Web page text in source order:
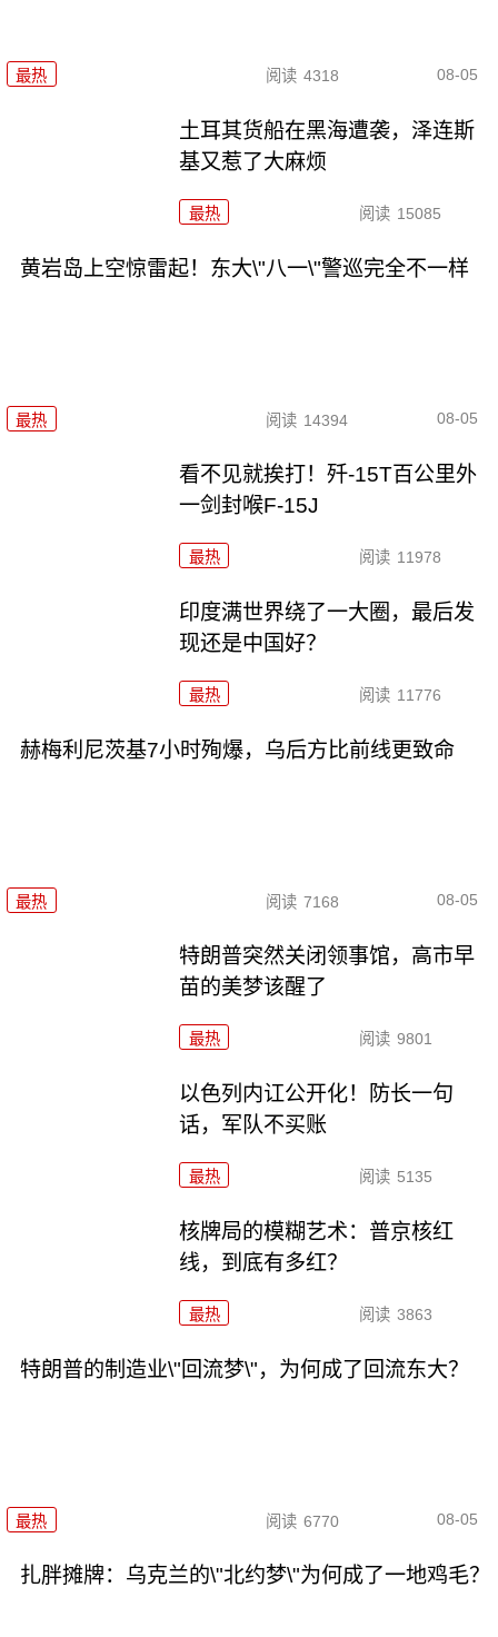
最热 阅读 4318 08-05
土耳其货船在黑海遭袭，泽连斯
基又惹了大麻烦
最热 阅读 15085
黄岩岛上空惊雷起！东大\"八一\"警巡完全不一样
最热 阅读 14394 08-05
看不见就挨打！歼-15T百公里外
一剑封喉F-15J
最热 阅读 11978
印度满世界绕了一大圈，最后发
现还是中国好？
最热 阅读 11776
赫梅利尼茨基7小时殉爆，乌后方比前线更致命
最热 阅读 7168 08-05
特朗普突然关闭领事馆，高市早
苗的美梦该醒了
最热 阅读 9801
以色列内讧公开化！防长一句
话，军队不买账
最热 阅读 5135
核牌局的模糊艺术：普京核红
线，到底有多红？
最热 阅读 3863
特朗普的制造业\"回流梦\"，为何成了回流东大？
最热 阅读 6770 08-05
扎胖摊牌：乌克兰的\"北约梦\"为何成了一地鸡毛？